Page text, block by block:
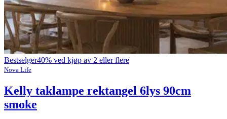
Bestselger40% ved kjøp av 2 eller flere
Nova Life
Kelly taklampe rektangel 6lys 90cm
smoke